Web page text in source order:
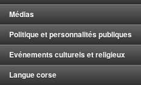
Médias
Politique et personnalités publiques
Evénements culturels et religieux
Langue corse